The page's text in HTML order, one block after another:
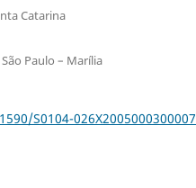
Catarina
Paulo – Marília
S0104-026X2005000300007